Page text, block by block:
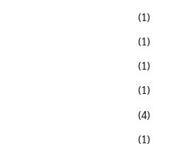
(1)
(1)
(1)
(1)
(4)
(1)